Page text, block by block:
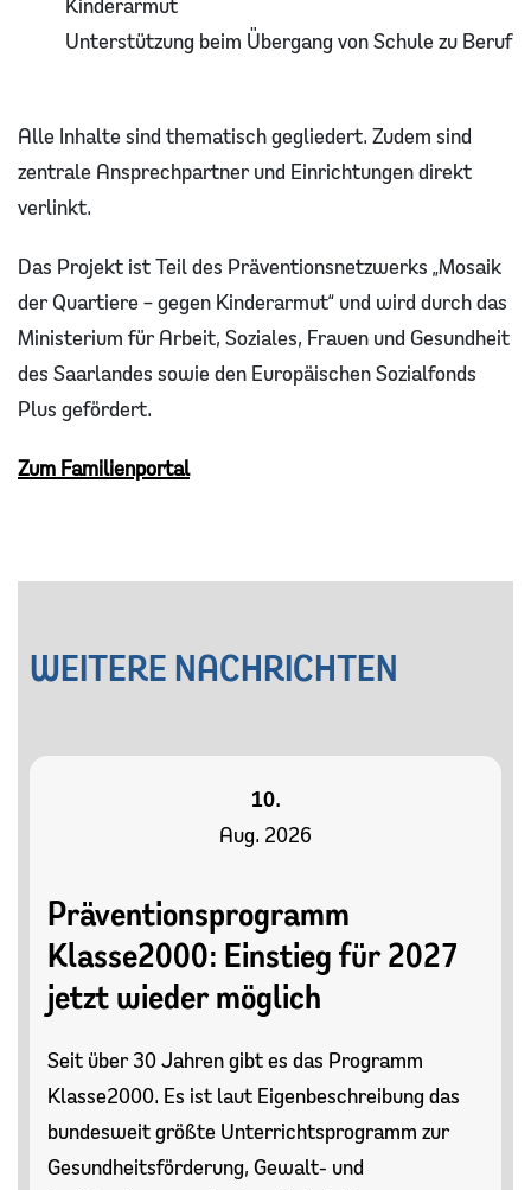
Unterstützung beim Übergang von Schule zu Beruf
Alle Inhalte sind thematisch gegliedert. Zudem sind
zentrale Ansprechpartner und Einrichtungen direkt
verlinkt.
Das Projekt ist Teil des Präventionsnetzwerks „Mosaik
der Quartiere – gegen Kinderarmut“ und wird durch das
Ministerium für Arbeit, Soziales, Frauen und Gesundheit
des Saarlandes sowie den Europäischen Sozialfonds
Plus gefördert.
Zum Familienportal
WEITERE NACHRICHTEN
10.
Aug. 2026
Präventionsprogramm
Klasse2000: Einstieg für 2027
jetzt wieder möglich
Seit über 30 Jahren gibt es das Programm
Klasse2000. Es ist laut Eigenbeschreibung das
bundesweit größte Unterrichtsprogramm zur
Gesundheitsförderung, Gewalt- und